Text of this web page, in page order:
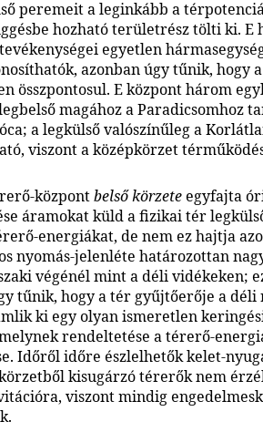
peremeit a leginkább a
hozható területrész tölti ki. E
egyetlen
azonban úgy tűnik, hogy
összpontosul. E központ három
magához a Paradicsomhoz
a legkülső valószínűleg a
viszont a középkörzet
központbelső körzeteegyfajta
áramokat küld a fizikai tér
energiákat, de nem ez hajtja
nyomás-jelenléte határozottan
végénél mint a déli vidékeken;
tűnik, hogy a tér gyűjtőerője a
ki egy olyan ismeretlen
rendeltetése a térerő-
Időről időre észlelhetők kelet-
kisugárzó térerők nem
viszont mindig